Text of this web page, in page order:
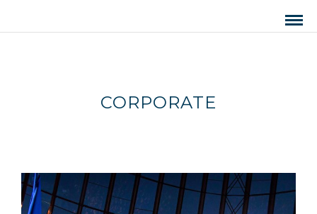
CORPORATE